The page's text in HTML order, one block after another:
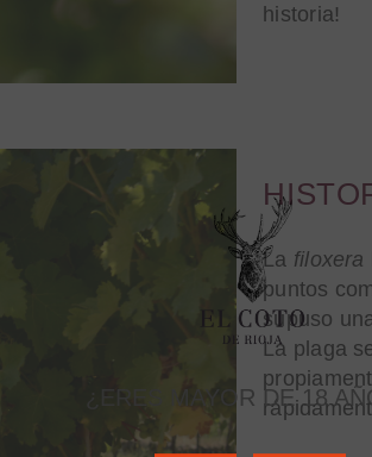
historia!
La filoxera
puntos
supuso
La plaga
¿ERES MAYOR DE 18